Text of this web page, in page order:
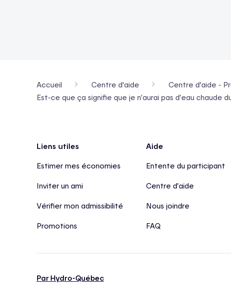
Accueil Centre d'aide Centre d'aide -
Est-ce que ça signifie que je n’aurai pas d’eau chaude
Pied de page
Liens utiles
Estimer mes économies
Inviter un ami
Vérifier mon admissibilité
Promotions
Aide
Entente du participant
Centre d’aide
Nous joindre
FAQ
Par Hydro-Québec